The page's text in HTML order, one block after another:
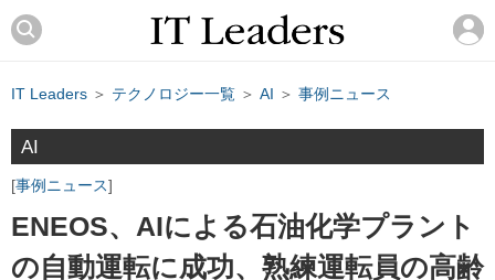
IT Leaders ＞ テクノロジー一覧 ＞ AI ＞ 事例ニュース
AI
事例ニュース
ENEOS、AIによる石油化学プラント
の自動運転に成功、熟練運転員の高齢